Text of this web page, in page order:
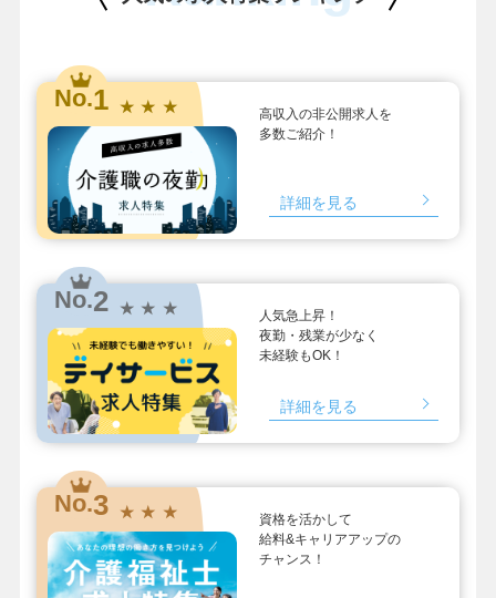
No.1 ★ ★ ★
高収入の非公開求人を
多数ご紹介！
詳細を見る
No.2 ★ ★ ★
人気急上昇！
夜勤・残業が少なく
未経験もOK！
詳細を見る
No.3 ★ ★ ★
資格を活かして
給料&キャリアアップの
チャンス！